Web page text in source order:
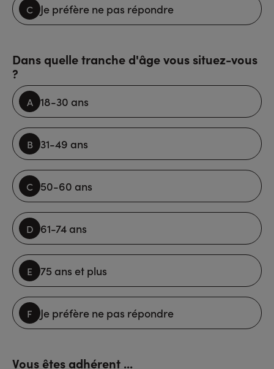
Je préfère ne pas répondre
Dans quelle tranche d'âge vous situez-vous
?
18-30 ans
31-49 ans
50-60 ans
61-74 ans
75 ans et plus
Je préfère ne pas répondre
Vous êtes adhérent ...